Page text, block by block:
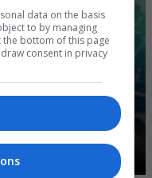
أسبوع ذهبي في
وعاطفية وأحد
data on the basis
to by managing
bottom of this page
consent in privacy